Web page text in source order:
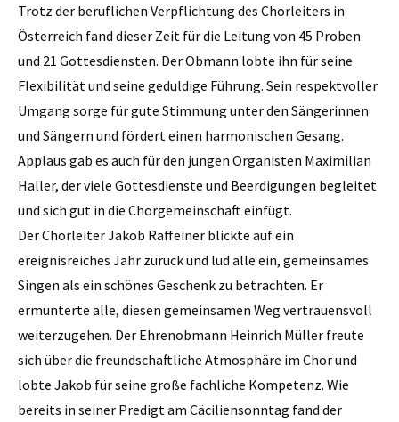
Trotz der beruflichen Verpflichtung des Chorleiters in
Österreich fand dieser Zeit für die Leitung von 45 Proben
und 21 Gottesdiensten. Der Obmann lobte ihn für seine
Flexibilität und seine geduldige Führung. Sein respektvoller
Umgang sorge für gute Stimmung unter den Sängerinnen
und Sängern und fördert einen harmonischen Gesang.
Applaus gab es auch für den jungen Organisten Maximilian
Haller, der viele Gottesdienste und Beerdigungen begleitet
und sich gut in die Chorgemeinschaft einfügt.
Der Chorleiter Jakob Raffeiner blickte auf ein
ereignisreiches Jahr zurück und lud alle ein, gemeinsames
Singen als ein schönes Geschenk zu betrachten. Er
ermunterte alle, diesen gemeinsamen Weg vertrauensvoll
weiterzugehen. Der Ehrenobmann Heinrich Müller freute
sich über die freundschaftliche Atmosphäre im Chor und
lobte Jakob für seine große fachliche Kompetenz. Wie
bereits in seiner Predigt am Cäciliensonntag fand der